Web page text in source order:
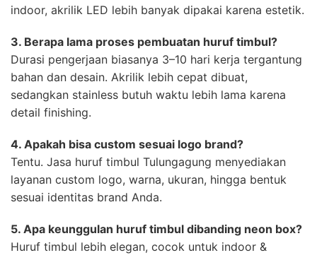
indoor, akrilik LED lebih banyak dipakai karena estetik.
3. Berapa lama proses pembuatan huruf timbul?
Durasi pengerjaan biasanya 3–10 hari kerja tergantung
bahan dan desain. Akrilik lebih cepat dibuat,
sedangkan stainless butuh waktu lebih lama karena
detail finishing.
4. Apakah bisa custom sesuai logo brand?
Tentu. Jasa huruf timbul Tulungagung menyediakan
layanan custom logo, warna, ukuran, hingga bentuk
sesuai identitas brand Anda.
5. Apa keunggulan huruf timbul dibanding neon box?
Huruf timbul lebih elegan, cocok untuk indoor &